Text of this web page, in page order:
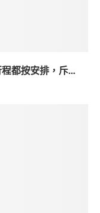
都按安排，斥...